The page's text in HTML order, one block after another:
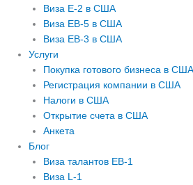
a
m
Виза E-2 в США
Виза EB-5 в США
Виза EB-3 в США
Услуги
Покупка готового бизнеса в США
Регистрация компании в США
Налоги в США
Открытие счета в США
Анкета
Блог
Виза талантов EB-1
Виза L-1